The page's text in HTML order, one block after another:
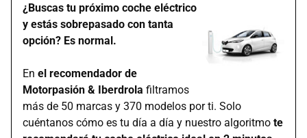
¿Buscas tu próximo coche eléctrico
y estás sobrepasado con tanta
opción? Es normal.
En el recomendador de
Motorpasión & Iberdrola filtramos
más de 50 marcas y 370 modelos por ti. Solo
cuéntanos cómo es tu día a día y nuestro algoritmo te